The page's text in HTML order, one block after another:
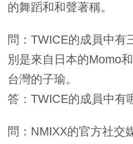
的舞蹈和和聲著稱。
問：TWICE的成員中有
別是來自日本的Momo
台灣的子瑜。
答：TWICE的成員中有
問：NMIXX的官方社交